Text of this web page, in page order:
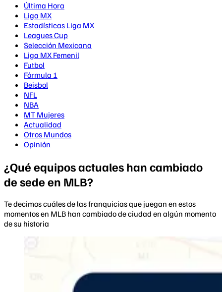
Última Hora
Liga MX
Estadísticas Liga MX
Leagues Cup
Selección Mexicana
Liga MX Femenil
Futbol
Fórmula 1
Beisbol
NFL
NBA
MT Mujeres
Actualidad
Otros Mundos
Opinión
¿Qué equipos actuales han cambiado
de sede en MLB?
Te decimos cuáles de las franquicias que juegan en estos
momentos en MLB han cambiado de ciudad en algún momento
de su historia